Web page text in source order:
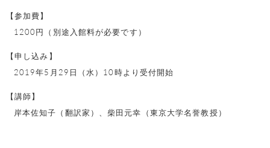
【参加費】
1200円（別途入館料が必要です）
【申し込み】
2019年5月29日（水）10時より受付開始
【講師】
岸本佐知子（翻訳家）、柴田元幸（東京大学名誉教授）